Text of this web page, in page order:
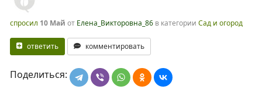
спросил 10 Май от Елена_Викторовна_86 в категории Сад и огород
ответить комментировать
Поделиться: